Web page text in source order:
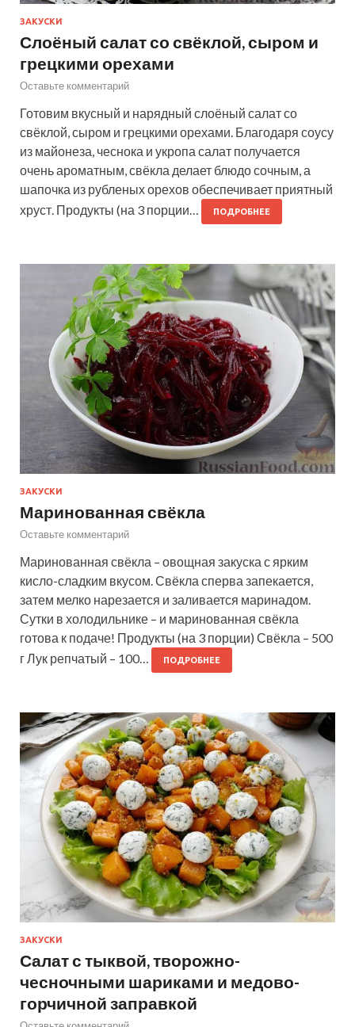
ЗАКУСКИ
Слоёный салат со свёклой, сыром и
грецкими орехами
Оставьте комментарий
Готовим вкусный и нарядный слоёный салат со
свёклой, сыром и грецкими орехами. Благодаря соусу
из майонеза, чеснока и укропа салат получается
очень ароматным, свёкла делает блюдо сочным, а
шапочка из рубленых орехов обеспечивает приятный
хруст. Продукты (на 3 порции…
ПОДРОБНЕЕ
ЗАКУСКИ
Маринованная свёкла
Оставьте комментарий
Маринованная свёкла – овощная закуска с ярким
кисло-сладким вкусом. Свёкла сперва запекается,
затем мелко нарезается и заливается маринадом.
Сутки в холодильнике – и маринованная свёкла
готова к подаче! Продукты (на 3 порции) Свёкла – 500
г Лук репчатый – 100…
ПОДРОБНЕЕ
ЗАКУСКИ
Салат с тыквой, творожно-
чесночными шариками и медово-
горчичной заправкой